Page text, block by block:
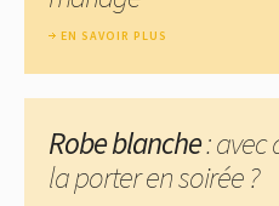
EN SAVOIR PLUS
Robe blanche: avec
la porter en soirée ?